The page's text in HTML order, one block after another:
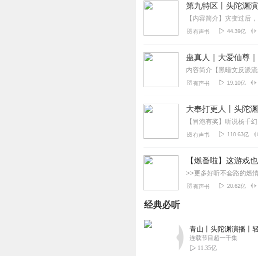
2022-05-12
NB可辣斯
2021-08-17
Yobie丶J
2022-02-11
2022-03-05
听友118595299
回复
听友255467760
故事都是别人讲过的，哈哈哈
第九特区丨头陀渊
有声书 44.39亿
蛊真人｜大爱仙尊
有声书 19.10亿
大奉打更人丨头陀
有声书 110.63亿
【燃番啦】这游戏
有声书 20.62亿
经典必听
青山丨头陀渊演播丨
连载节目超一千集
11.35亿